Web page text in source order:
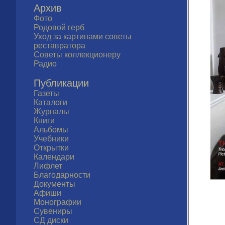
Архив
Фото
Родовой герб
Уход за картинами советы
реставратора
Советы коллекционеру
Радио
Публикации
Газеты
Каталоги
Журналы
Книги
Альбомы
Учебники
Открытки
Календари
Лифлет
Благодарности
Документы
Афиши
Монографии
Сувениры
СД диски